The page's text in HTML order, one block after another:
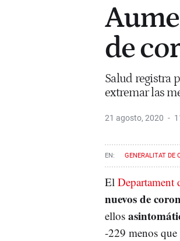
de
Salud registra
extremar las
21 agosto, 2020
GENERALITAT DE
El Departament
nuevos de
ellos
-229 menos que